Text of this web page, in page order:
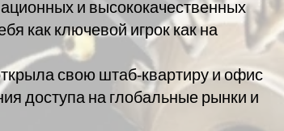
и высококачественных
как ключевой игрок как на
свою штаб-квартиру и офис
доступа на глобальные рынки и